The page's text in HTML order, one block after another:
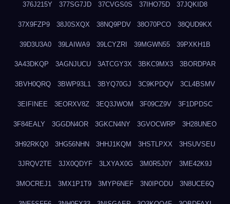
376J215Y 377SG7JD 37CVGS0S 37IHO75D 37JQKID8
37X9FZP9 38J0SXQX 38NQ9PDV 38O70PCO 38QUD9KX
39D3U3A0 39LAIWA9 39LCYZRI 39MGWN55 39PXKH1B
3A43DKQP 3AGNJUCU 3ATCGY3X 3BKC9MX3 3BORDPAR
3BVH0QRQ 3BWP93L1 3BYQ70GJ 3C9KPDQV 3CL4BSMV
3EIFINEE 3EORXV8Z 3EQ3JWOM 3F09CZ9V 3F1DPDSC
3F84EALY 3GGDN4OR 3GKCN4NY 3GVOCWRP 3H28UNEO
3H92RKQ0 3HG56NHN 3HHJ1KQM 3HSTLPXX 3HSUVSEU
3JRQV2TE 3JX0QDYF 3LXYAX0G 3M0R5J0Y 3ME42K9J
3MOCREJ1 3MX1P1T9 3MYP6NEF 3N0IPODU 3N8UCE6Q